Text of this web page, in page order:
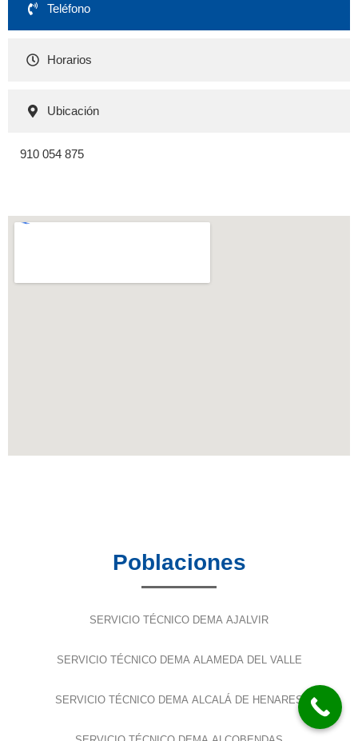
Teléfono
Horarios
Ubicación
910 054 875
Poblaciones
SERVICIO TÉCNICO DEMA AJALVIR
SERVICIO TÉCNICO DEMA ALAMEDA DEL VALLE
SERVICIO TÉCNICO DEMA ALCALÁ DE HENARES